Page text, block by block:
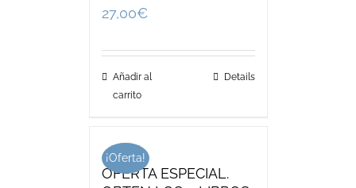
27,00€
Añadir al
carrito
Details
¡Oferta!
OFERTA ESPECIAL.